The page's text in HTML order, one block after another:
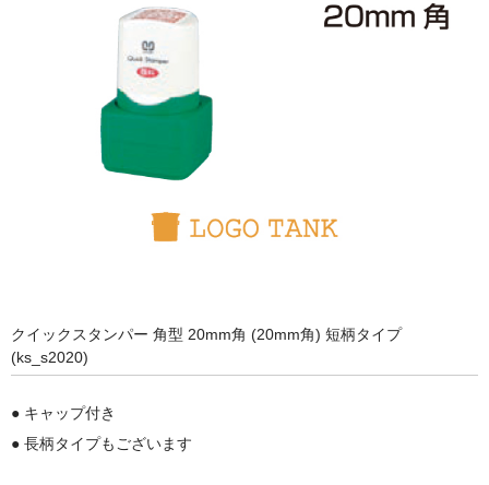
クイックスタンパー 角型 20mm角 (20mm角) 短柄タイプ
(ks_s2020)
● キャップ付き
● 長柄タイプもございます